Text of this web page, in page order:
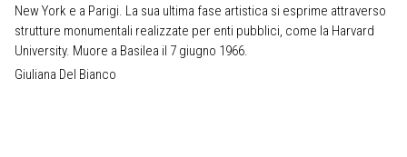
New York e a Parigi. La sua ultima fase artistica si esprime attraverso
strutture monumentali realizzate per enti pubblici, come la Harvard
University. Muore a Basilea il 7 giugno 1966.
Giuliana Del Bianco